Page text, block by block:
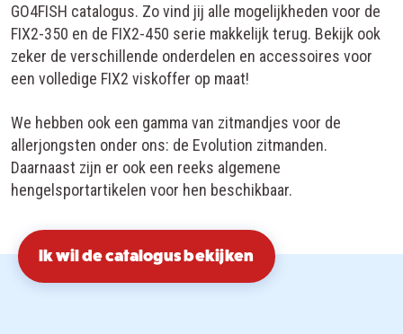
GO4FISH catalogus. Zo vind jij alle mogelijkheden voor de
FIX2-350 en de FIX2-450 serie makkelijk terug. Bekijk ook
zeker de verschillende onderdelen en accessoires voor
een volledige FIX2 viskoffer op maat!
We hebben ook een gamma van zitmandjes voor de
allerjongsten onder ons: de Evolution zitmanden.
Daarnaast zijn er ook een reeks algemene
hengelsportartikelen voor hen beschikbaar.
Ik wil de catalogus bekijken